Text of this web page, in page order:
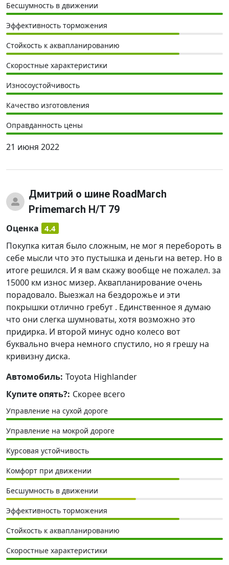
Бесшумность в движении
Эффективность торможения
Стойкость к аквапланированию
Скоростные характеристики
Износоустойчивость
Качество изготовления
Оправданность цены
21 июня 2022
Дмитрий о шине RoadMarch
Primemarch H/T 79
Оценка 4.4
Покупка китая было сложным, не мог я перебороть в
себе мысли что это пустышка и деньги на ветер. Но в
итоге решился. И я вам скажу вообще не пожалел. за
15000 км износ мизер. Аквапланирование очень
порадовало. Выезжал на бездорожье и эти
покрышки отлично гребут . Единственное я думаю
что они слегка шумноваты, хотя возможно это
придирка. И второй минус одно колесо вот
буквально вчера немного спустило, но я грешу на
кривизну диска.
Автомобиль: Toyota Highlander
Купите опять?: Скорее всего
Управление на сухой дороге
Управление на мокрой дороге
Курсовая устойчивость
Комфорт при движении
Бесшумность в движении
Эффективность торможения
Стойкость к аквапланированию
Скоростные характеристики